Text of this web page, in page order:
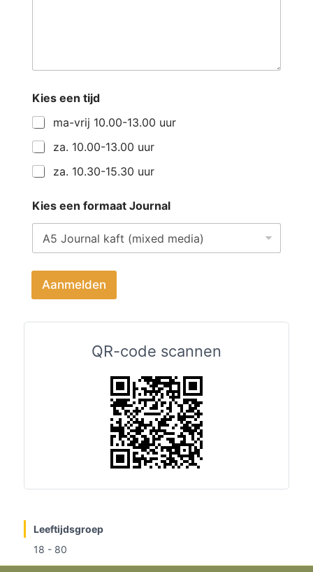
Kies een tijd
ma-vrij 10.00-13.00 uur
za. 10.00-13.00 uur
za. 10.30-15.30 uur
Kies een formaat Journal
Aanmelden
QR-code scannen
Leeftijdsgroep
18 - 80